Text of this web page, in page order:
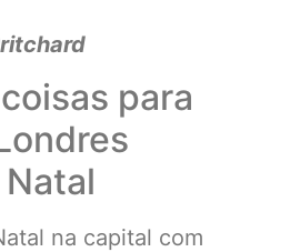
para
na capital com